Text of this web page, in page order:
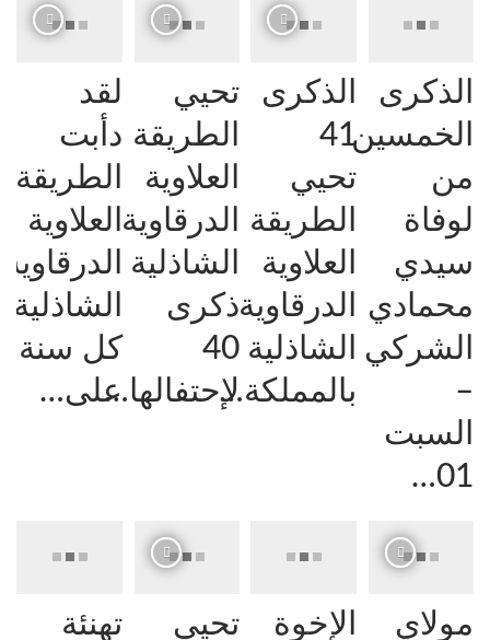
الذكرى
الخمسين
من
لوفاة
سيدي
محمادي
الشركي
–
السبت
01…
الذكرى
41
تحيي
الطريقة
العلاوية
الدرقاوية
الشاذلية
بالمملكة…
تحيي
الطريقة
العلاوية
الدرقاوية
الشاذلية
ذكرى
40
لإحتفالها…
لقد
دأبت
الطريقة
العلاوية
الدرقاوية
الشاذلية
كل سنة
على…
مولاي
الإخوة
تحيي
تهنئة